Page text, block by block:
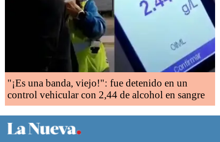
"¡Es una banda, viejo!": fue detenido en un
control vehicular con 2,44 de alcohol en sangre